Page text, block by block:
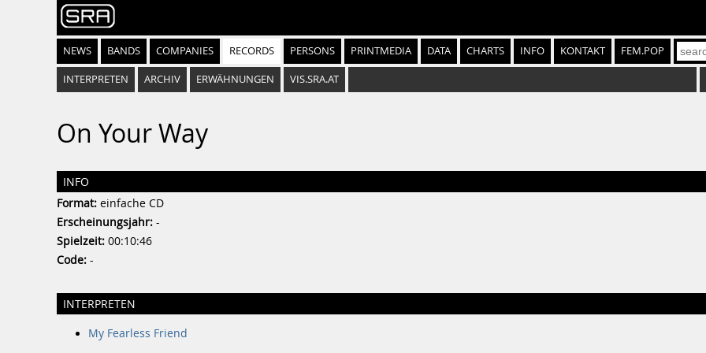
NEWS BANDS COMPANIES RECORDS PERSONS PRINTMEDIA DATA CHARTS INFO KONTAKT FEM.POP
INTERPRETEN ARCHIV ERWÄHNUNGEN VIS.SRA.AT
On Your Way
INFO
Format: einfache CD
Erscheinungsjahr: -
Spielzeit: 00:10:46
Code: -
INTERPRETEN
My Fearless Friend